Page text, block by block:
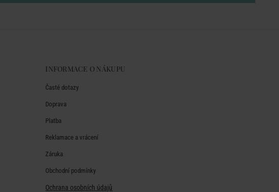
INFORMACE O NÁKUPU
Časté dotazy
Doprava
Platba
Reklamace a vrácení
Záruka
Obchodní podmínky
Ochrana osobních údajů